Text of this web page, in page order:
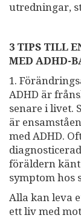
utredningar,
3 TIPS TILL
MED ADHD-
1.
ADHD är
senare i livet.
är
med ADHD.
föräldern känt
symptom hos
Alla kan leva
ett liv med